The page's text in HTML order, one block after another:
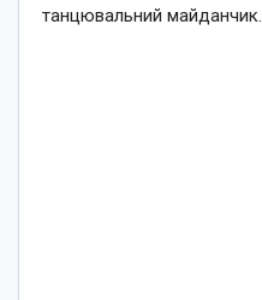
танцювальний майданчик.